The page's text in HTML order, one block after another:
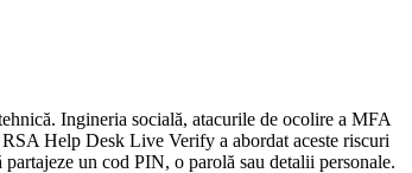
Ingineria socială, atacurile de ocolire a MFA
Help Desk Live Verify a abordat aceste riscuri
un cod PIN, o parolă sau detalii personale.